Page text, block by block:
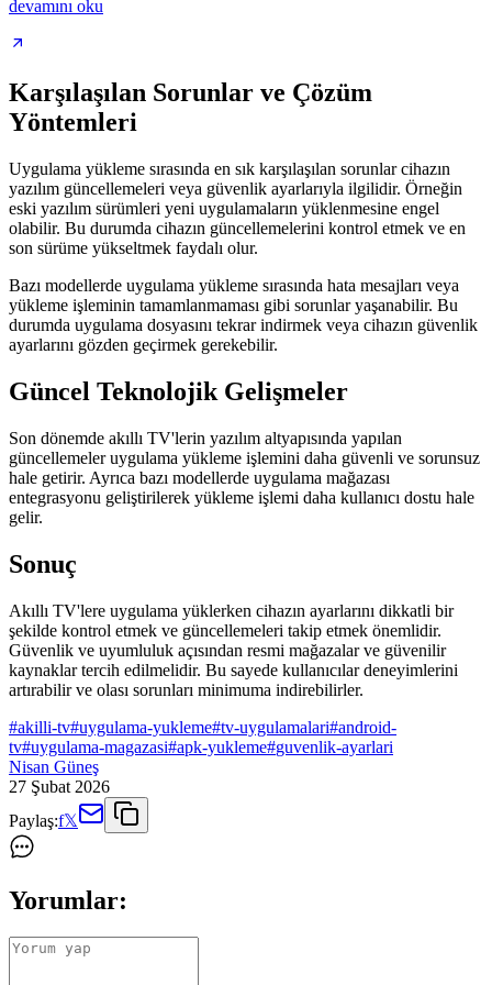
devamını oku
Karşılaşılan Sorunlar ve Çözüm
Yöntemleri
Uygulama yükleme sırasında en sık karşılaşılan sorunlar cihazın
yazılım güncellemeleri veya güvenlik ayarlarıyla ilgilidir. Örneğin
eski yazılım sürümleri yeni uygulamaların yüklenmesine engel
olabilir. Bu durumda cihazın güncellemelerini kontrol etmek ve en
son sürüme yükseltmek faydalı olur.
Bazı modellerde uygulama yükleme sırasında hata mesajları veya
yükleme işleminin tamamlanmaması gibi sorunlar yaşanabilir. Bu
durumda uygulama dosyasını tekrar indirmek veya cihazın güvenlik
ayarlarını gözden geçirmek gerekebilir.
Güncel Teknolojik Gelişmeler
Son dönemde akıllı TV'lerin yazılım altyapısında yapılan
güncellemeler uygulama yükleme işlemini daha güvenli ve sorunsuz
hale getirir. Ayrıca bazı modellerde uygulama mağazası
entegrasyonu geliştirilerek yükleme işlemi daha kullanıcı dostu hale
gelir.
Sonuç
Akıllı TV'lere uygulama yüklerken cihazın ayarlarını dikkatli bir
şekilde kontrol etmek ve güncellemeleri takip etmek önemlidir.
Güvenlik ve uyumluluk açısından resmi mağazalar ve güvenilir
kaynaklar tercih edilmelidir. Bu sayede kullanıcılar deneyimlerini
artırabilir ve olası sorunları minimuma indirebilirler.
#akilli-tv#uygulama-yukleme#tv-uygulamalari#android-
tv#uygulama-magazasi#apk-yukleme#guvenlik-ayarlari
Nisan Güneş
27 Şubat 2026
Paylaş:f𝕏
Yorumlar: